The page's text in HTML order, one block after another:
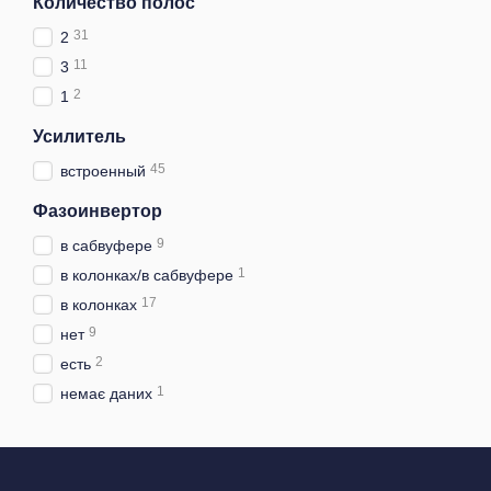
2 31
3 11
1 2
Усилитель
встроенный 45
Фазоинвертор
в сабвуфере 9
в колонках/в сабвуфере 1
в колонках 17
нет 9
есть 2
немає даних 1